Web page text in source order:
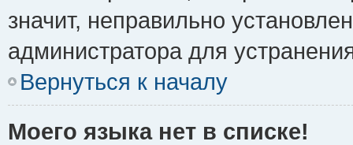
значит, неправильно
администратора для
Вернуться к началу
Моего языка нет в списке!